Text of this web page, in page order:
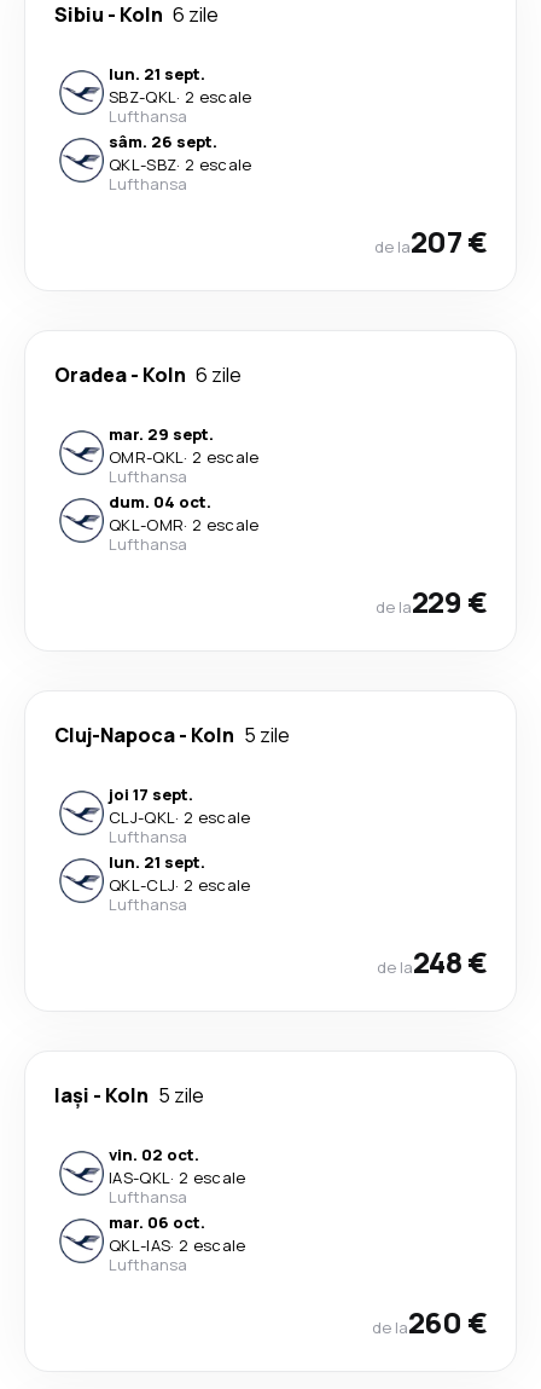
Sibiu - Koln 6 zile
lun. 21 sept.
SBZ-QKL· 2 escale
Lufthansa
sâm. 26 sept.
QKL-SBZ· 2 escale
Lufthansa
de la207 €
Oradea- Koln 6 zile
mar. 29 sept.
OMR-QKL· 2 escale
Lufthansa
dum. 04 oct.
QKL-OMR· 2 escale
Lufthansa
de la229 €
Cluj-Napoca- Koln 5 zile
joi 17 sept.
CLJ-QKL· 2 escale
Lufthansa
lun. 21 sept.
QKL-CLJ· 2 escale
Lufthansa
de la248 €
Iași - Koln 5 zile
vin. 02 oct.
IAS-QKL· 2 escale
Lufthansa
mar. 06 oct.
QKL-IAS· 2 escale
Lufthansa
de la260 €